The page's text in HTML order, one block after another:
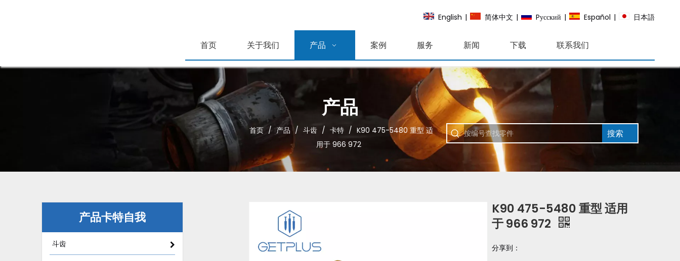
English | 简体中文 | Pусский | Español | 日本語
首页 关于我们 产品 案例 服务 新闻 下载 联系我们
产品
首页 / 产品 / 斗齿 / 卡特 / K90 475-5480 重型 适
用于 966 972
搜索
产品卡特自我
斗齿
K90 475-5480 重型 适用
于 966 972
分享到：